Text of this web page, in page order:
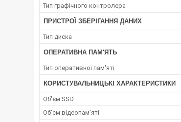
Тип графічного контролера
ПРИСТРОЇ ЗБЕРІГАННЯ ДАНИХ
Тип диска
ОПЕРАТИВНА ПАМ'ЯТЬ
Тип оперативної пам'яті
КОРИСТУВАЛЬНИЦЬКІ ХАРАКТЕРИСТИКИ
Об'єм SSD
Об'єм відеопам'яті